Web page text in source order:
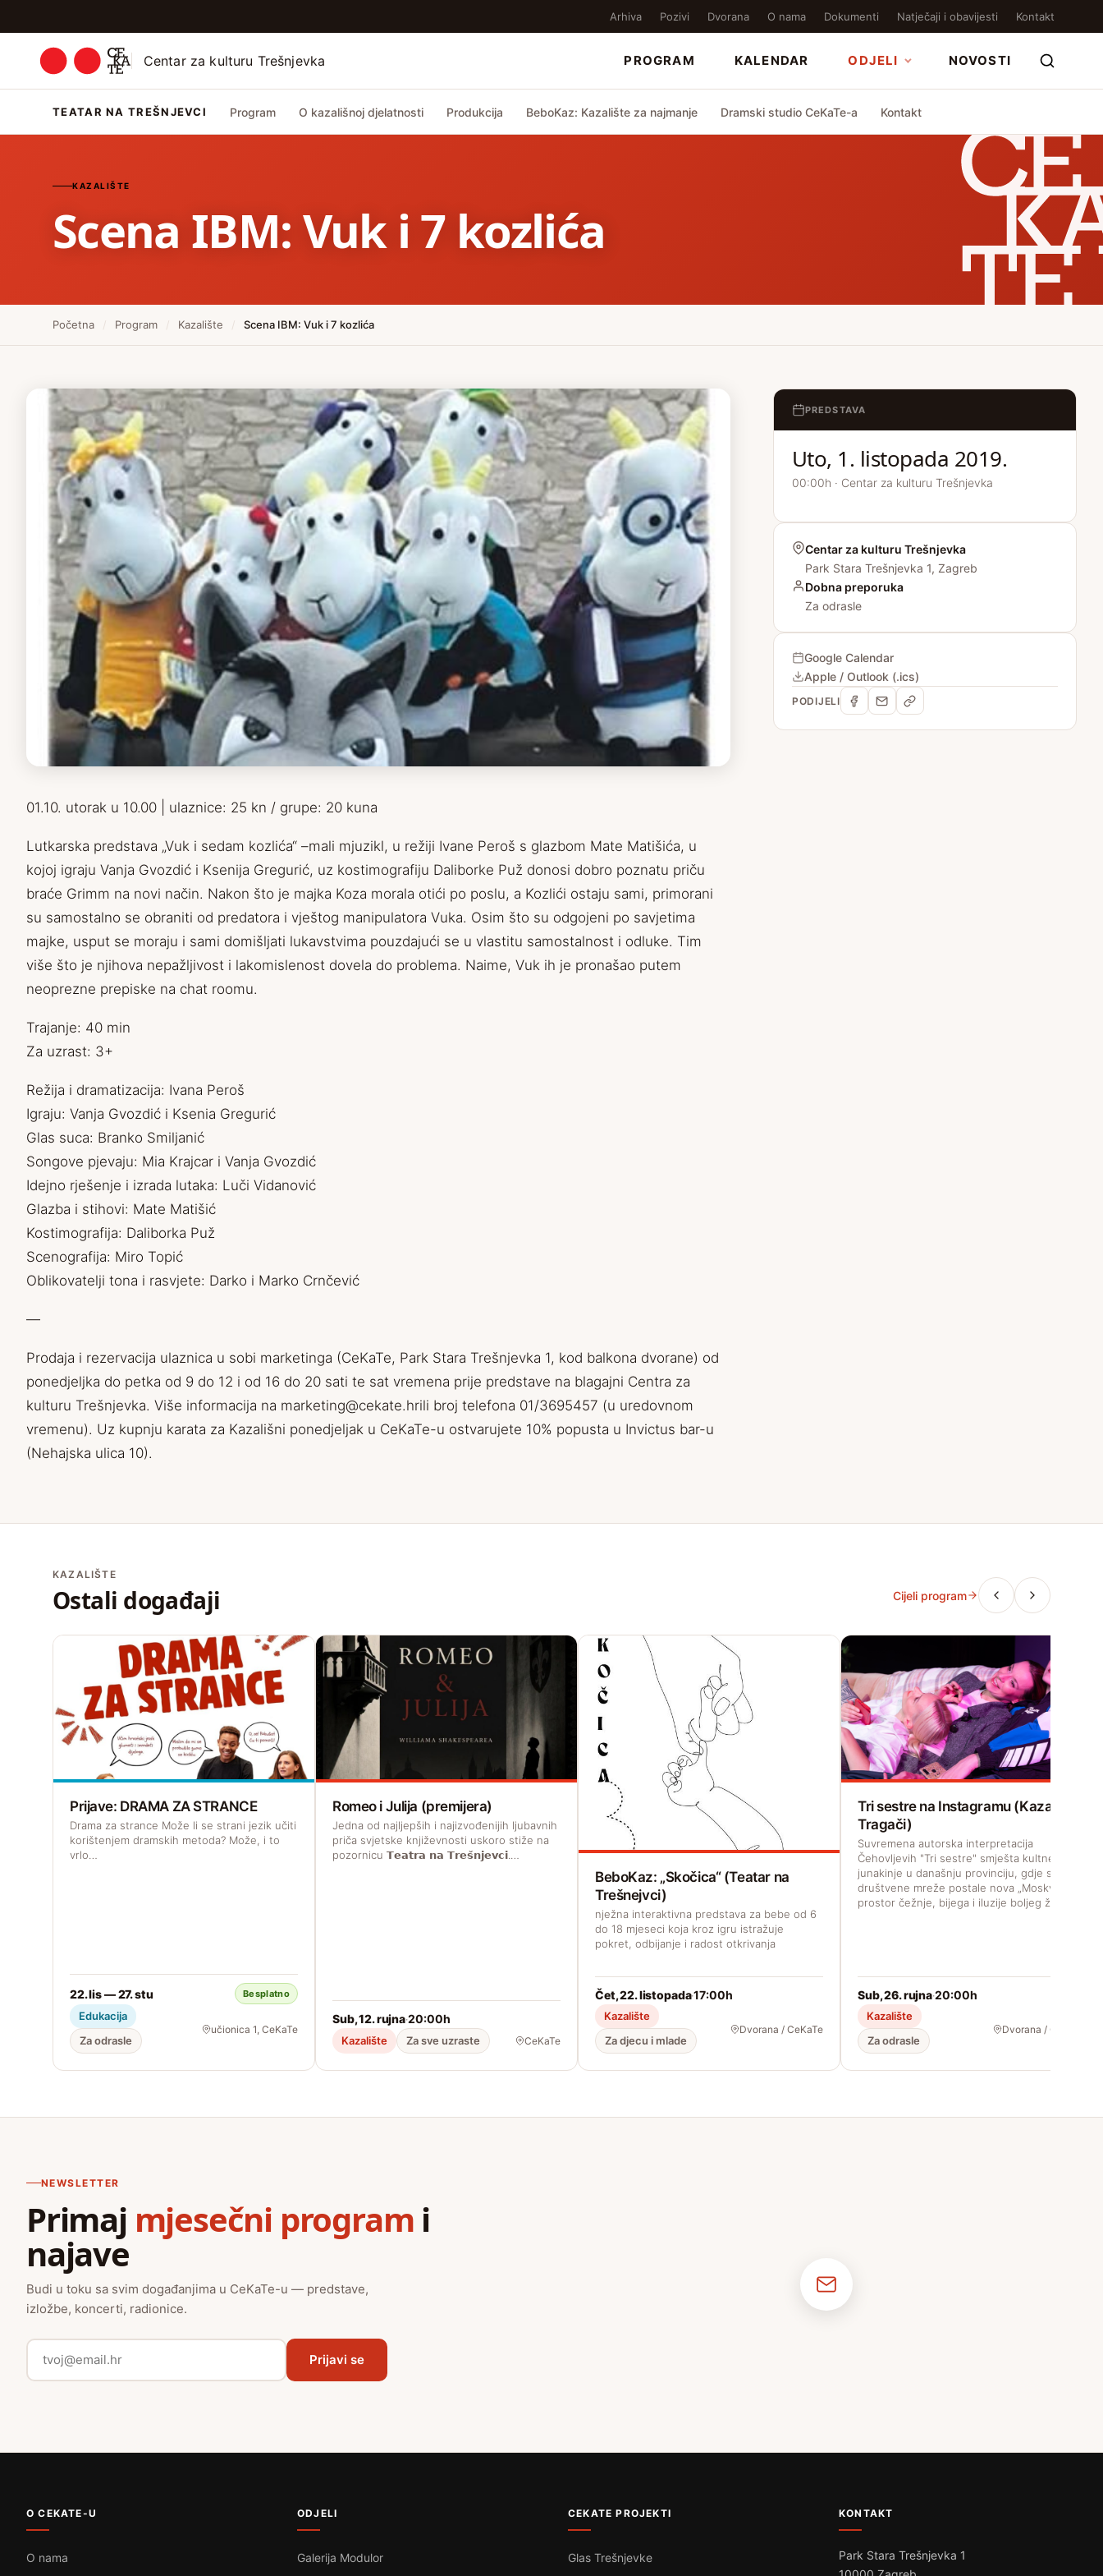
Arhiva Pozivi Dvorana O nama Dokumenti Natječaji i obavijesti Kontakt
Centar za kulturu Trešnjevka PROGRAM KALENDAR ODJELI NOVOSTI
TEATAR NA TREŠNJEVCI Program O kazališnoj djelatnosti Produkcija BeboKaz: Kazalište za najmanje Dramski studio CeKaTe-a Kontakt
KAZALIŠTE
Scena IBM: Vuk i 7 kozlića
Početna / Program / Kazalište / Scena IBM: Vuk i 7 kozlića
01.10. utorak u 10.00 | ulaznice: 25 kn / grupe: 20 kuna
Lutkarska predstava „Vuk i sedam kozlića“ –mali mjuzikl, u režiji Ivane Peroš s glazbom Mate Matišića, u
kojoj igraju Vanja Gvozdić i Ksenija Gregurić, uz kostimografiju Daliborke Puž donosi dobro poznatu priču
braće Grimm na novi način. Nakon što je majka Koza morala otići po poslu, a Kozlići ostaju sami, primorani
su samostalno se obraniti od predatora i vještog manipulatora Vuka. Osim što su odgojeni po savjetima
majke, usput se moraju i sami domišljati lukavstvima pouzdajući se u vlastitu samostalnost i odluke. Tim
više što je njihova nepažljivost i lakomislenost dovela do problema. Naime, Vuk ih je pronašao putem
neoprezne prepiske na chat roomu.
Trajanje: 40 min
Za uzrast: 3+
Režija i dramatizacija: Ivana Peroš
Igraju: Vanja Gvozdić i Ksenia Gregurić
Glas suca: Branko Smiljanić
Songove pjevaju: Mia Krajcar i Vanja Gvozdić
Idejno rješenje i izrada lutaka: Luči Vidanović
Glazba i stihovi: Mate Matišić
Kostimografija: Daliborka Puž
Scenografija: Miro Topić
Oblikovatelji tona i rasvjete: Darko i Marko Crnčević
—
Prodaja i rezervacija ulaznica u sobi marketinga (CeKaTe, Park Stara Trešnjevka 1, kod balkona dvorane) od
ponedjeljka do petka od 9 do 12 i od 16 do 20 sati te sat vremena prije predstave na blagajni Centra za
kulturu Trešnjevka. Više informacija na marketing@cekate.hrili broj telefona 01/3695457 (u uredovnom
vremenu). Uz kupnju karata za Kazališni ponedjeljak u CeKaTe-u ostvarujete 10% popusta u Invictus bar-u
(Nehajska ulica 10).
PREDSTAVA
Uto, 1. listopada 2019.
00:00h · Centar za kulturu Trešnjevka
Centar za kulturu Trešnjevka
Park Stara Trešnjevka 1, Zagreb
Dobna preporuka
Za odrasle
Google Calendar
Apple / Outlook (.ics)
PODIJELI
KAZALIŠTE
Ostali događaji Cijeli program
Prijave: DRAMA ZA STRANCE
Drama za strance Može li se strani jezik učiti
korištenjem dramskih metoda? Može, i to
vrlo…
22. lis — 27. stu Besplatno
Edukacija
Za odrasle
učionica 1, CeKaTe
Romeo i Julija (premijera)
Jedna od najljepših i najizvođenijih ljubavnih
priča svjetske književnosti uskoro stiže na
pozornicu 𝗧𝗲𝗮𝘁𝗿𝗮 𝗻𝗮 𝗧𝗿𝗲𝘀̌𝗻𝗷𝗲𝘃𝗰𝗶.…
Sub, 12. rujna·20:00h
Kazalište Za sve uzraste CeKaTe
BeboKaz: „Skočica“ (Teatar na
Trešnejvci)
nježna interaktivna predstava za bebe od 6
do 18 mjeseci koja kroz igru istražuje
pokret, odbijanje i radost otkrivanja
Čet, 22. listopada·17:00h
Kazalište
Za djecu i mlade
Dvorana / CeKaTe
Tri sestre na Instagramu (Kazalište
Tragači)
Suvremena autorska interpretacija
Čehovljevih "Tri sestre" smješta kultne
junakinje u današnju provinciju, gdje su
društvene mreže postale nova „Moskva“,
prostor čežnje, bijega i iluzije boljeg života.
Sub, 26. rujna·20:00h
Kazalište
Za odrasle
Dvorana / CeKaTe
NEWSLETTER
Primaj mjesečni program i
najave
Budi u toku sa svim događanjima u CeKaTe-u — predstave,
izložbe, koncerti, radionice.
Prijavi se
O CEKATE-U
O nama
ODJELI
Galerija Modulor
CEKATE PROJEKTI
Glas Trešnjevke
KONTAKT
Park Stara Trešnjevka 1